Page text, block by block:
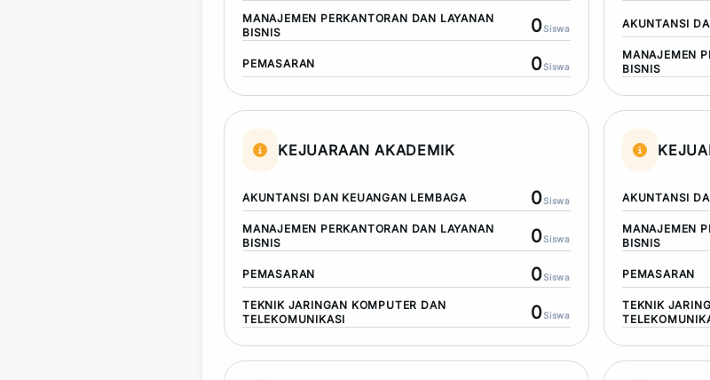
MANAJEMEN PERKANTORAN DAN LAYANAN
BISNIS
0Siswa
PEMASARAN 0Siswa
AKUNTANSI
MANAJEMEN
BISNIS
KEJUARAAN AKADEMIK
AKUNTANSI DAN KEUANGAN LEMBAGA 0Siswa
MANAJEMEN PERKANTORAN DAN LAYANAN
BISNIS
0Siswa
PEMASARAN 0Siswa
TEKNIK JARINGAN KOMPUTER DAN
TELEKOMUNIKASI
0Siswa
AKUNTANSI
MANAJEMEN
BISNIS
PEMASARAN
TEKNIK